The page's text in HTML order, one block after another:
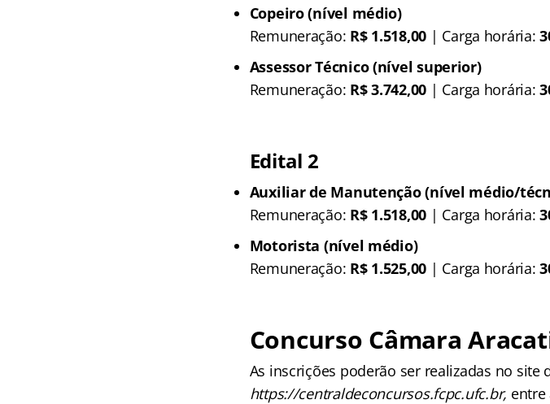
Copeiro (nível médio)
Remuneração: R$ 1.518,00 | Carga horária:
Assessor Técnico (nível superior)
Remuneração: R$ 3.742,00 | Carga horária:
Edital 2
Auxiliar de Manutenção (nível médio/
Remuneração: R$ 1.518,00 | Carga horária:
Motorista (nível médio)
Remuneração: R$ 1.525,00 | Carga horária:
Concurso Câmara
As inscrições poderão ser realizadas no site
https://centraldeconcursos.fcpc.ufc.br, entre